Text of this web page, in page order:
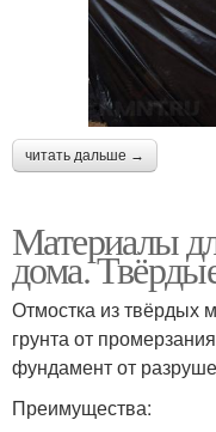
читать дальше →
Материалы
дома.
Отмостка из твёрдых
грунта от
фундамент от
Преимущества: